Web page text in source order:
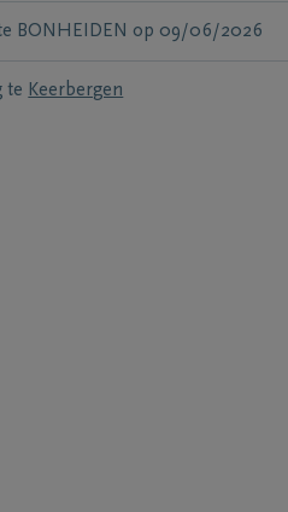
BONHEIDEN op 09/06/2026
te Keerbergen